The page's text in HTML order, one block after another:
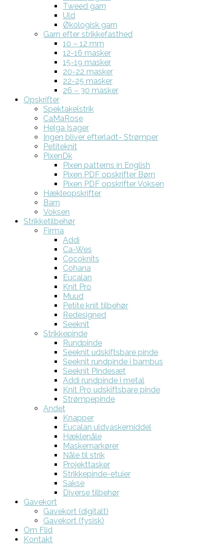
Tweed garn
Uld
Økologisk garn
Garn efter strikkefasthed
10 – 12 mm
12-16 masker
15-19 masker
20-22 masker
22-25 masker
26 – 30 masker
Opskrifter
Spektakelstrik
CaMaRose
Helga Isager
Ingen bliver efterladt- Strømper
Petiteknit
PixenDk
Pixen patterns in English
Pixen PDF opskrifter Børn
Pixen PDF opskrifter Voksen
Hækleopskrifter
Barn
Voksen
Strikketilbehør
Firma
Addi
Ca-Wes
Cocoknits
Cohana
Eucalan
Knit Pro
Muud
Petite knit tilbehør
Redesigned
Seeknit
Strikkepinde
Rundpinde
Seeknit udskiftsbare pinde
Seeknit rundpinde i bambus
Seeknit Pindesæt
Addi rundpinde i metal
Knit Pro udskiftsbare pinde
Strømpepinde
Andet
Knapper
Eucalan uldvaskemiddel
Hæklenåle
Maskemarkører
Nåle til strik
Projekttasker
Strikkepinde-etuier
Sakse
Diverse tilbehør
Gavekort
Gavekort (digitalt)
Gavekort (fysisk)
Om Flid
Kontakt